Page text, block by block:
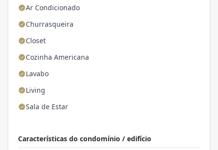
Ar Condicionado
Churrasqueira
Closet
Cozinha Americana
Lavabo
Living
Sala de Estar
Características do condomínio / edifício